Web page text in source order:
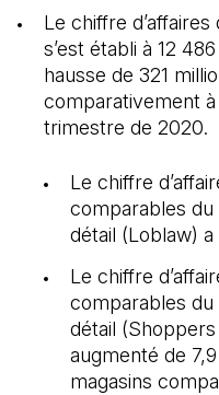
Le chiffre
s’est établi à 12
hausse de 321
comparativement
trimestre de 2020.
Le chiffre
comparables du
détail (Loblaw) a
Le chiffre
comparables
détail
augmenté de
magasins